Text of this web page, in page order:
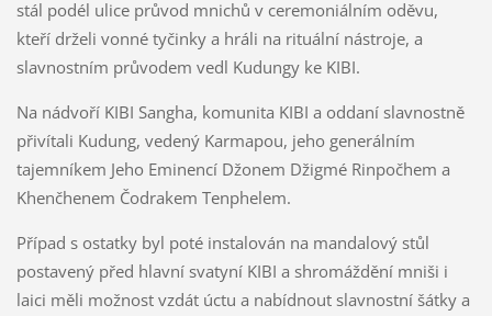
stál podél ulice průvod mnichů v ceremoniálním oděvu,
kteří drželi vonné tyčinky a hráli na rituální nástroje, a
slavnostním průvodem vedl Kudungy ke KIBI.
Na nádvoří KIBI Sangha, komunita KIBI a oddaní slavnostně
přivítali Kudung, vedený Karmapou, jeho generálním
tajemníkem Jeho Eminencí Džonem Džigmé Rinpočhem a
Khenčhenem Čodrakem Tenphelem.
Případ s ostatky byl poté instalován na mandalový stůl
postavený před hlavní svatyní KIBI a shromáždění mniši i
laici měli možnost vzdát úctu a nabídnout slavnostní šátky a